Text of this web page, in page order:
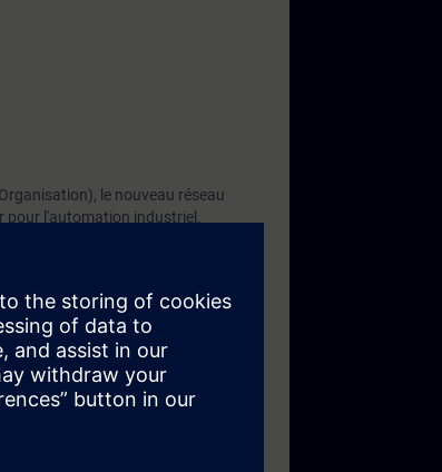
le nouveau réseau
l'automation industriel.
et dépanner de façon rapide
exercices pratiques.
de présence, d'approfondir les
votre succès d'apprentissage
choisie par vos soins corresponde à